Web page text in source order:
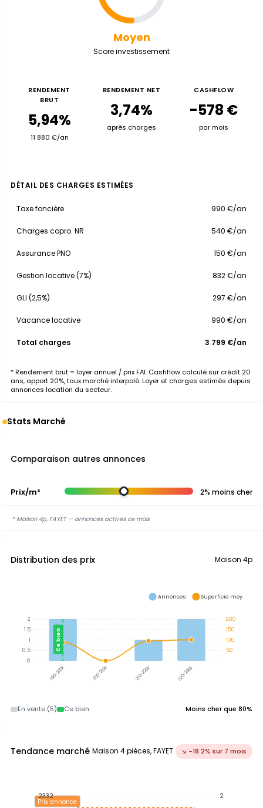
Moyen
Score investissement
RENDEMENT
BRUT
5,94%
11 880 €/an
RENDEMENT NET
3,74%
après charges
CASHFLOW
-578 €
par mois
DÉTAIL DES CHARGES ESTIMÉES
Taxe foncière 990 €/an
Charges copro. NR 540 €/an
Assurance PNO 150 €/an
Gestion locative (7%) 832 €/an
GLI (2,5%) 297 €/an
Vacance locative 990 €/an
Total charges 3 799 €/an
* Rendement brut = loyer annuel / prix FAI. Cashflow calculé sur crédit 20
ans, apport 20%, taux marché interpolé. Loyer et charges estimés depuis
annonces location du secteur.
Stats Marché
Comparaison autres annonces
Prix/m² 2% moins cher
* Maison 4p, FAYET — annonces actives ce mois
Distribution des prix Maison 4p
190-200k 200-210k 210-220k 220-230k
Ce bien
200
150
100
50
2
1.5
1
0.5
0
Annonces Superficie moy.
En vente (5) Ce bien Moins cher que 80%
Tendance marché Maison 4 pièces, FAYET ↘ -18.2% sur 7 mois
Prix annonce
2
2332